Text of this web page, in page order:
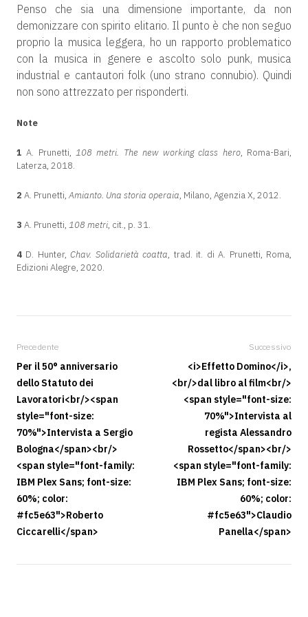
Penso che sia una dimensione importante, da non
demonizzare con spirito elitario. Il punto è che non seguo
proprio la musica leggera, ho un rapporto problematico
con la musica in genere e ascolto solo punk, musica
industrial e cantautori folk (uno strano connubio). Quindi
non sono attrezzato per risponderti.
Note
1 A. Prunetti, 108 metri. The new working class hero, Roma-Bari,
Laterza, 2018.
2 A. Prunetti, Amianto. Una storia operaia, Milano, Agenzia X, 2012.
3 A. Prunetti, 108 metri, cit., p. 31.
4 D. Hunter,Chav. Solidarietà coatta, trad. it. di A. Prunetti, Roma,
Edizioni Alegre, 2020.
Precedente
Per il 50° anniversario
dello Statuto dei
Lavoratori<br/><span
style="font-size:
70%">Intervista a Sergio
Bologna</span><br/>
<span style="font-family:
IBM Plex Sans; font-size:
60%; color:
#fc5e63">Roberto
Ciccarelli</span>
Successivo
<i>Effetto Domino</i>,
<br/>dal libro al film<br/>
<span style="font-size:
70%">Intervista al
regista Alessandro
Rossetto</span><br/>
<span style="font-family:
IBM Plex Sans; font-size:
60%; color:
#fc5e63">Claudio
Panella</span>